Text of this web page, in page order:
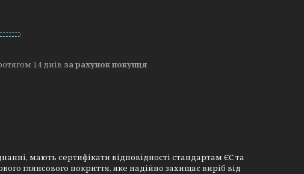
14 днів за рахунок покупця
мають сертифікати відповідності стандартам ЄС та
глянсового покриття, яке надійно захищає виріб від